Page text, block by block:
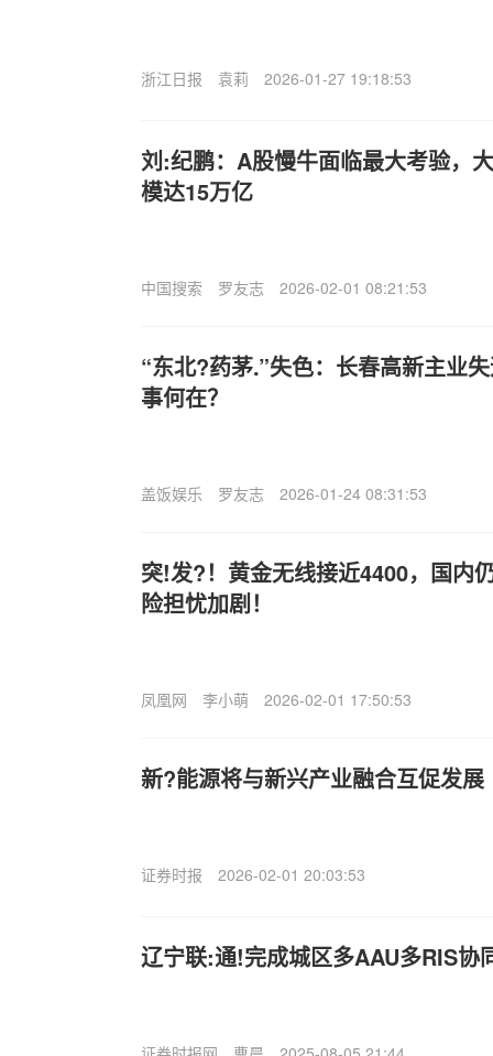
浙江日报 袁莉 2026-01-27 19:18:53
刘:纪鹏：A股慢牛面临最大考验，
模达15万亿
中国搜索 罗友志 2026-02-01 08:21:53
“东北?药茅.”失色：长春高新主业
事何在？
盖饭娱乐 罗友志 2026-01-24 08:31:53
突!发?！黄金无线接近4400，国内
险担忧加剧！
凤凰网 李小萌 2026-02-01 17:50:53
新?能源将与新兴产业融合互促发展
证券时报 2026-02-01 20:03:53
辽宁联:通!完成城区多AAU多RIS协